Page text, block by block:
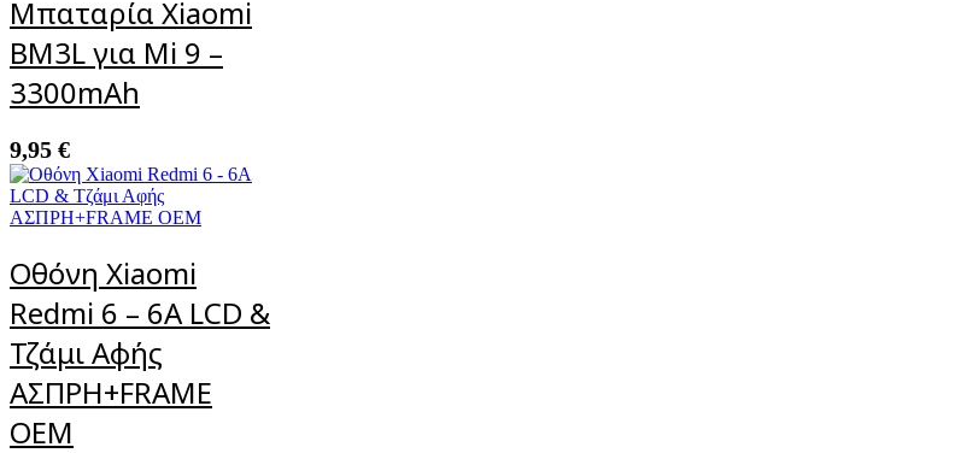
Μπαταρία Xiaomi
BM3L για Mi 9 –
3300mAh
9,95 €
Οθόνη Xiaomi
Redmi 6 – 6A LCD &
Τζάμι Αφής
ΑΣΠΡΗ+FRAME
OEM